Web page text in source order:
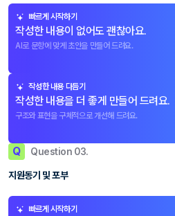
빠르게 시작하기
작성한 내용이 없어도 괜찮아요.
AI로 문항에 맞게 초안을 만들어 드려요.
작성한 내용 다듬기
작성한 내용을 더 좋게 만들어 드려요.
구조와 표현을 구체적으로 개선해 드려요.
Q Question 03.
지원동기 및 포부
빠르게 시작하기